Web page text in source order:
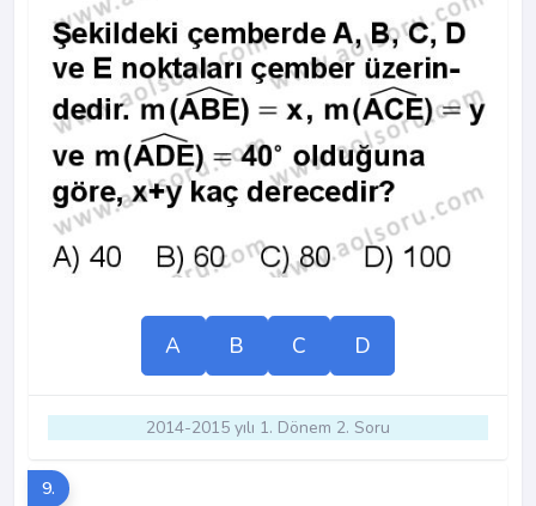
A B C D
2014-2015 yılı 1. Dönem 2. Soru
9.